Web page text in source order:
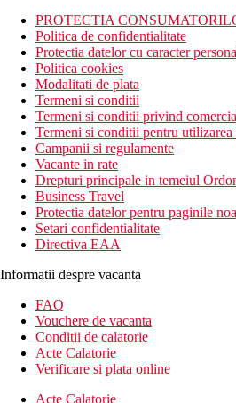
PROTECTIA
Politica de confidentialitate
Protectia datelor cu caracter
Politica cookies
Modalitati de plata
Termeni si conditii
Termeni si conditii privind
Termeni si conditii pentru
Campanii si regulamente
Vacante in rate
Drepturi principale in temeiul
Business Travel
Protectia datelor pentru paginile
Setari confidentialitate
Directiva EAA
Informatii despre vacanta
FAQ
Vouchere de vacanta
Conditii de calatorie
Acte Calatorie
Verificare si plata online
Acte Calatorie